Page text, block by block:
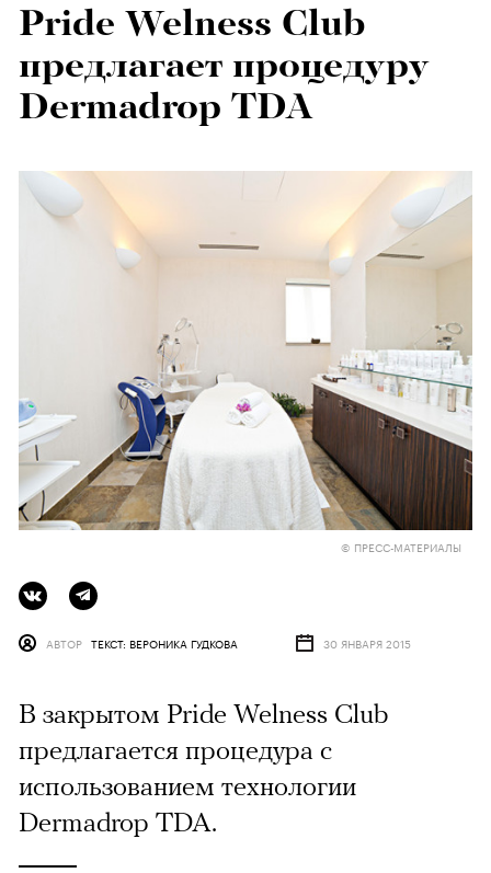
Pride Welness Club
предлагает процедуру
Dermadrop TDA
© ПРЕСС-МАТЕРИАЛЫ
АВТОР ТЕКСТ: ВЕРОНИКА ГУДКОВА 30 ЯНВАРЯ 2015
В закрытом Pride Welness Club
предлагается процедура с
использованием технологии
Dermadrop TDA.